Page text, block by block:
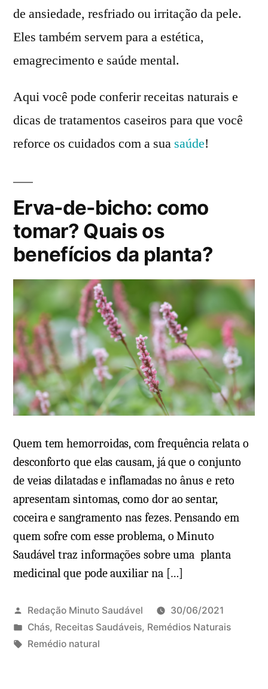
de ansiedade, resfriado ou irritação da pele.
Eles também servem para a estética,
emagrecimento e saúde mental.
Aqui você pode conferir receitas naturais e
dicas de tratamentos caseiros para que você
reforce os cuidados com a sua saúde!
Erva-de-bicho: como
tomar? Quais os
benefícios da planta?
Quem tem hemorroidas, com frequência relata o
desconforto que elas causam, já que o conjunto
de veias dilatadas e inflamadas no ânus e reto
apresentam sintomas, como dor ao sentar,
coceira e sangramento nas fezes. Pensando em
quem sofre com esse problema, o Minuto
Saudável traz informações sobre uma planta
medicinal que pode auxiliar na […]
Redação Minuto Saudável
30/06/2021
P
u
Chás, Receitas Saudáveis, Remédios Naturais
T
Remédio natural